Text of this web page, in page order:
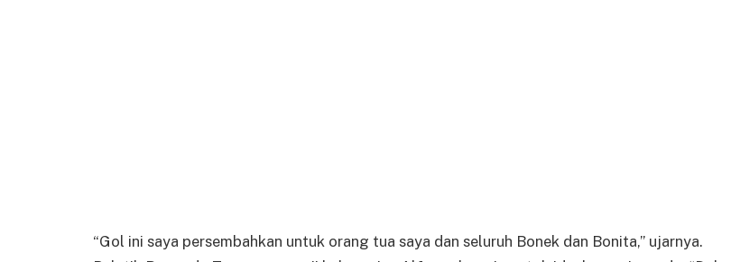
“Gol ini saya persembahkan untuk orang tua saya dan seluruh Bonek dan Bonita,” ujarnya.